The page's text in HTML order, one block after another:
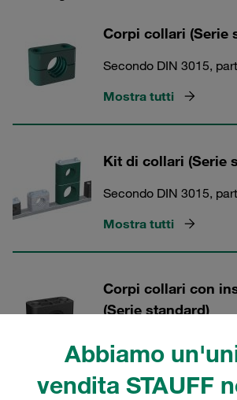
Abbiamo
vendita STAUFF
Corpi collari (Serie
Secondo DIN 3015,
Mostra tutti
Kit di collari (Serie
Secondo DIN 3015,
Mostra tutti
Corpi collari con
(Serie standard)
Secondo DIN 3015,